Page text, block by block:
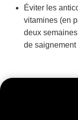
Éviter les
vitamines (en
deux
de